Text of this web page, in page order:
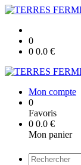
0
0 0.0 €
Mon compte
0
Favoris
0 0.0 €
Mon panier